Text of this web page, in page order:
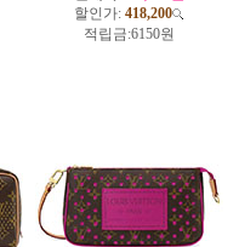
할인가: 418,200
적립금:6150원